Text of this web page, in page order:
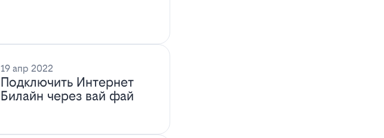
19 апр 2022
Подключить Интернет
Билайн через вай фай